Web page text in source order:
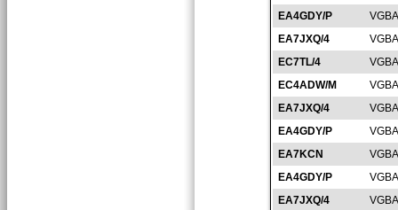
EA4GDY/P
EA7JXQ/4
EC7TL/4
EC4ADW/M
EA7JXQ/4
EA4GDY/P
EA7KCN
EA4GDY/P
EA7JXQ/4